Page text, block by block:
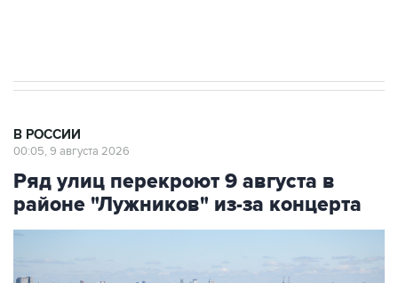
Ряд улиц перекроют 9 августа в
районе "Лужников" из-за концерта